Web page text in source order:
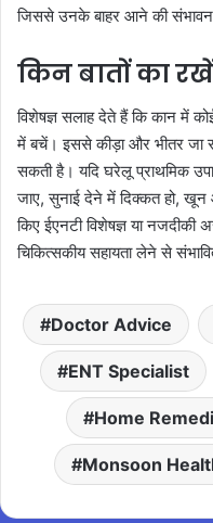
जिससे उनके बाहर आने की
किन बातों का
विशेषज्ञ सलाह देते हैं कि कान में
में बचें। इससे कीड़ा और भीतर जा
सकती है। यदि घरेलू प्राथमिक
जाए, सुनाई देने में दिक्कत हो, खून
किए ईएनटी विशेषज्ञ या नजदीकी
चिकित्सकीय सहायता लेने से
Doctor Advice
ENT Specialist
Home
Monsoon